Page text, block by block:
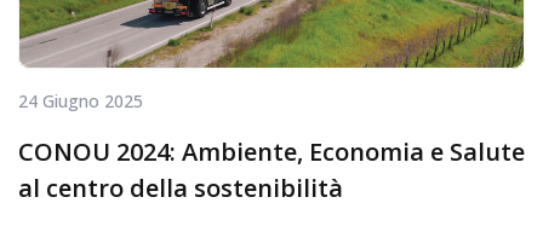
24 Giugno 2025
CONOU 2024: Ambiente, Economia e Salute
al centro della sostenibilità